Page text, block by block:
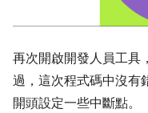
再次開啟開發人員工具
過，這次程式碼中沒有
開頭設定一些中斷點。